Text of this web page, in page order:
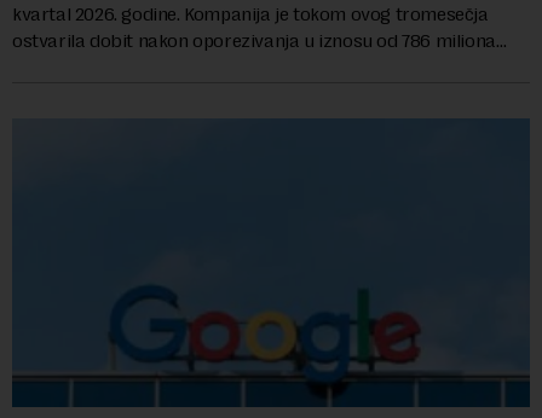
kvartal 2026. godine. Kompanija je tokom ovog tromesečja
ostvarila dobit nakon oporezivanja u iznosu od 786 miliona